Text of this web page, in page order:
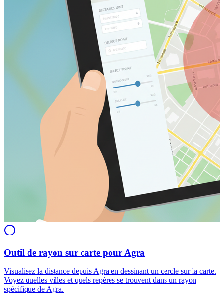
Outil de rayon sur carte pour Agra
Visualisez la distance depuis Agra en dessinant un cercle sur la carte.
Voyez quelles villes et quels repères se trouvent dans un rayon
spécifique de Agra.